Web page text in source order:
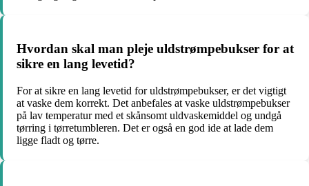
Hvordan skal man pleje uldstrømpebukser for at
sikre en lang levetid?
For at sikre en lang levetid for uldstrømpebukser, er det vigtigt
at vaske dem korrekt. Det anbefales at vaske uldstrømpebukser
på lav temperatur med et skånsomt uldvaskemiddel og undgå
tørring i tørretumbleren. Det er også en god ide at lade dem
ligge fladt og tørre.